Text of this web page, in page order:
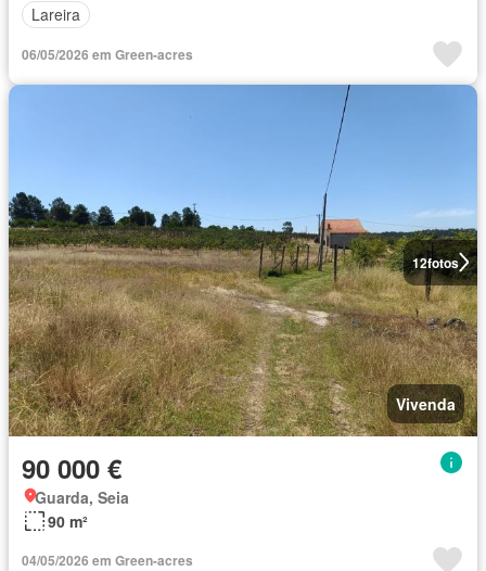
Lareira
06/05/2026 em Green-acres
12fotos
Vivenda
90 000 €
Guarda, Seia
90 m²
04/05/2026 em Green-acres